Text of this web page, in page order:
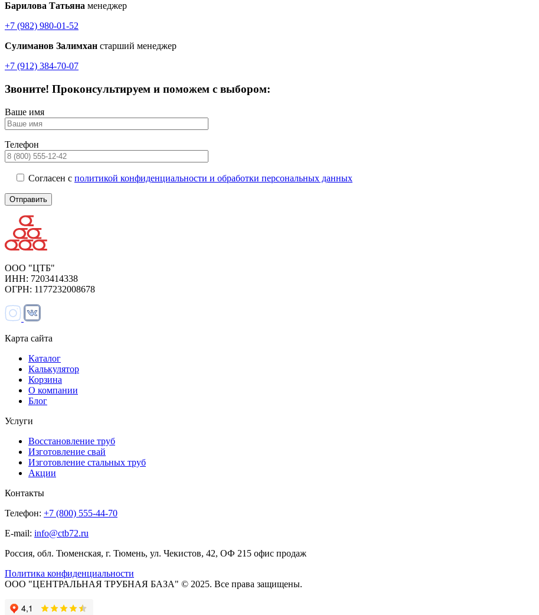
Барилова Татьяна менеджер
+7 (982) 980-01-52
Сулиманов Залимхан старший менеджер
+7 (912) 384-70-07
Звоните! Проконсультируем и поможем с выбором:
Ваше имя
Телефон
Согласен с политикой конфиденциальности и обработки персональных данных
ООО "ЦТБ"
ИНН: 7203414338
ОГРН: 1177232008678
Карта сайта
Каталог
Калькулятор
Корзина
О компании
Блог
Услуги
Восстановление труб
Изготовление свай
Изготовление стальных труб
Акции
Контакты
Телефон: +7 (800) 555-44-70
E-mail: info@ctb72.ru
Россия, обл. Тюменская, г. Тюмень, ул. Чекистов, 42, ОФ 215 офис продаж
Политика конфиденциальности
ООО "ЦЕНТРАЛЬНАЯ ТРУБНАЯ БАЗА" © 2025. Все права защищены.